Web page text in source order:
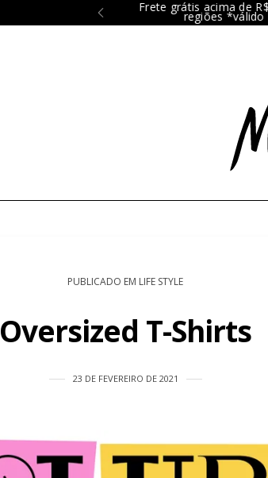
Frete grátis acima de
regiões *válido
PUBLICADO EM LIFE STYLE
Oversized T-Shirts
23 DE FEVEREIRO DE 2021